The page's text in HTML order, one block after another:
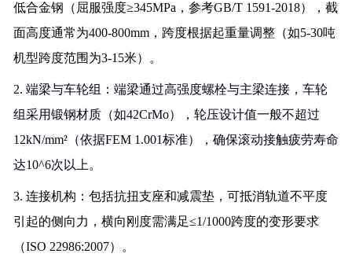
低合金钢（屈服强度≥345MPa，参考GB/T 1591-2018），截
面高度通常为400-800mm，跨度根据起重量调整（如5-30吨
机型跨度范围为3-15米）。
2. 端梁与车轮组：端梁通过高强度螺栓与主梁连接，车轮
组采用锻钢材质（如42CrMo），轮压设计值一般不超过
12kN/mm²（依据FEM 1.001标准），确保滚动接触疲劳寿命
达10^6次以上。
3. 连接机构：包括抗扭支座和减震垫，可抵消轨道不平度
引起的侧向力，横向刚度需满足≤1/1000跨度的变形要求
（ISO 22986:2007）。